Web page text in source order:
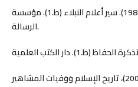
الذهبي، محمد بن أحمد. (1982). سير أعلام النبلاء (ط.1). مؤسسة
الرسالة.
الذهبي، محمد بن أحمد. (2003)، تاريخ الإسلام وَوَفيات المشاهير